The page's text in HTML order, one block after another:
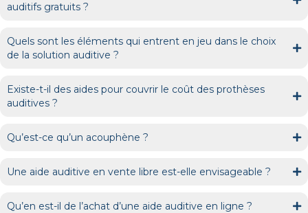
auditifs gratuits ?
Quels sont les éléments qui entrent en jeu dans le choix
de la solution auditive ?
Existe-t-il des aides pour couvrir le coût des prothèses
auditives ?
Qu’est-ce qu’un acouphène ?
Une aide auditive en vente libre est-elle envisageable ?
Qu’en est-il de l’achat d’une aide auditive en ligne ?